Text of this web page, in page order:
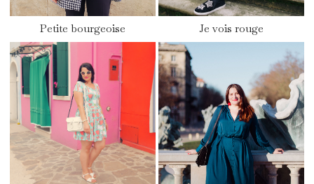
Petite bourgeoise Je vois rouge